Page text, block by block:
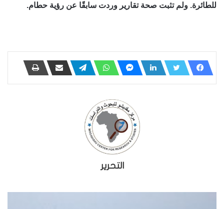
للطائرة. ولم تثبت صحة تقارير وردت سابقًا عن رؤية حطام.
التحرير